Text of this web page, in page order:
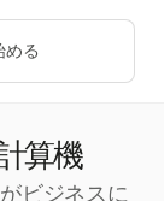
める
算機
ビジネスに